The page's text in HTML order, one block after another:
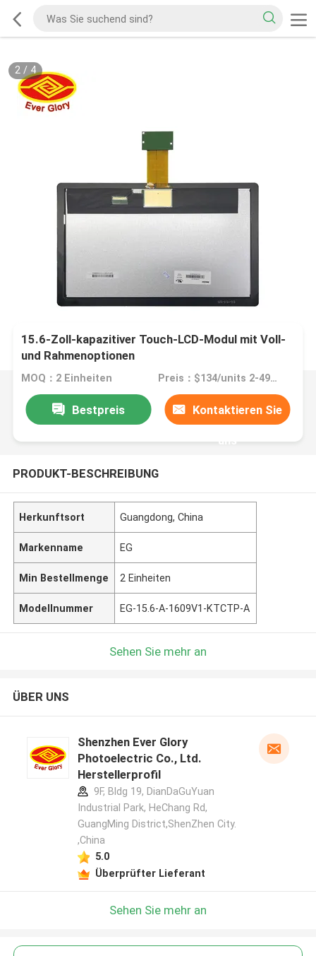
2/ 4
15.6-Zoll-kapazitiver Touch-LCD-Modul mit Voll-
und Rahmenoptionen
MOQ：2 Einheiten Preis：$134/units 2-499 units
Bestpreis Kontaktieren Sie
uns
PRODUKT-BESCHREIBUNG
Herkunftsort Guangdong, China
Markenname EG
Min Bestellmenge 2 Einheiten
Modellnummer EG-15.6-A-1609V1-KTCTP-A
Sehen Sie mehr an
ÜBER UNS
Shenzhen Ever Glory
Photoelectric Co., Ltd.
Herstellerprofil
9F, Bldg 19, DianDaGuYuan
Industrial Park, HeChang Rd,
GuangMing District,ShenZhen City.
,China
5.0
Überprüfter Lieferant
Sehen Sie mehr an